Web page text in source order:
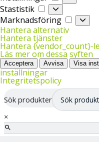
Stastistik
Stastistik
Marknadsföring
Hantera alternativ
Hantera tjänster
Hantera {vendor_count}-
Läs mer om dessa syften
Acceptera Avvisa Visa
inställningar
Integritetspolicy
Sök produkter
×